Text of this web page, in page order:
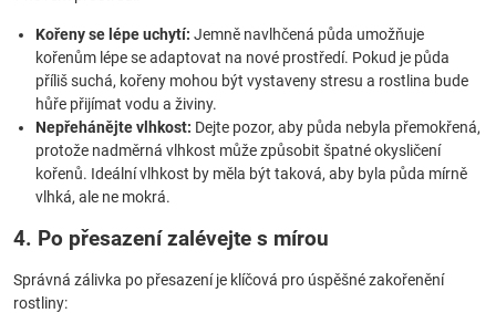
Kořeny se lépe uchytí: Jemně navlhčená půda umožňuje
kořenům lépe se adaptovat na nové prostředí. Pokud je půda
příliš suchá, kořeny mohou být vystaveny stresu a rostlina bude
hůře přijímat vodu a živiny.
Nepřehánějte vlhkost: Dejte pozor, aby půda nebyla přemokřená,
protože nadměrná vlhkost může způsobit špatné okysličení
kořenů. Ideální vlhkost by měla být taková, aby byla půda mírně
vlhká, ale ne mokrá.
4. Po přesazení zalévejte s mírou
Správná zálivka po přesazení je klíčová pro úspěšné zakořenění
rostliny: